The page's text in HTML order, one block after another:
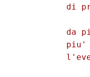
di
da
piu'